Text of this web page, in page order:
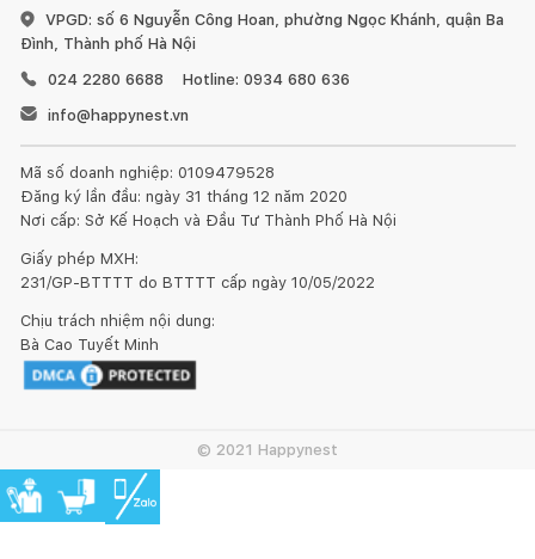
VPGD: số 6 Nguyễn Công Hoan, phường Ngọc Khánh, quận Ba
Đình, Thành phố Hà Nội
024 2280 6688
Hotline: 0934 680 636
info@happynest.vn
Mã số doanh nghiệp: 0109479528
Đăng ký lần đầu: ngày 31 tháng 12 năm 2020
Nơi cấp: Sở Kế Hoạch và Đầu Tư Thành Phố Hà Nội
Giấy phép MXH:
231/GP-BTTTT do BTTTT cấp ngày 10/05/2022
Chịu trách nhiệm nội dung:
Bà Cao Tuyết Minh
© 2021 Happynest